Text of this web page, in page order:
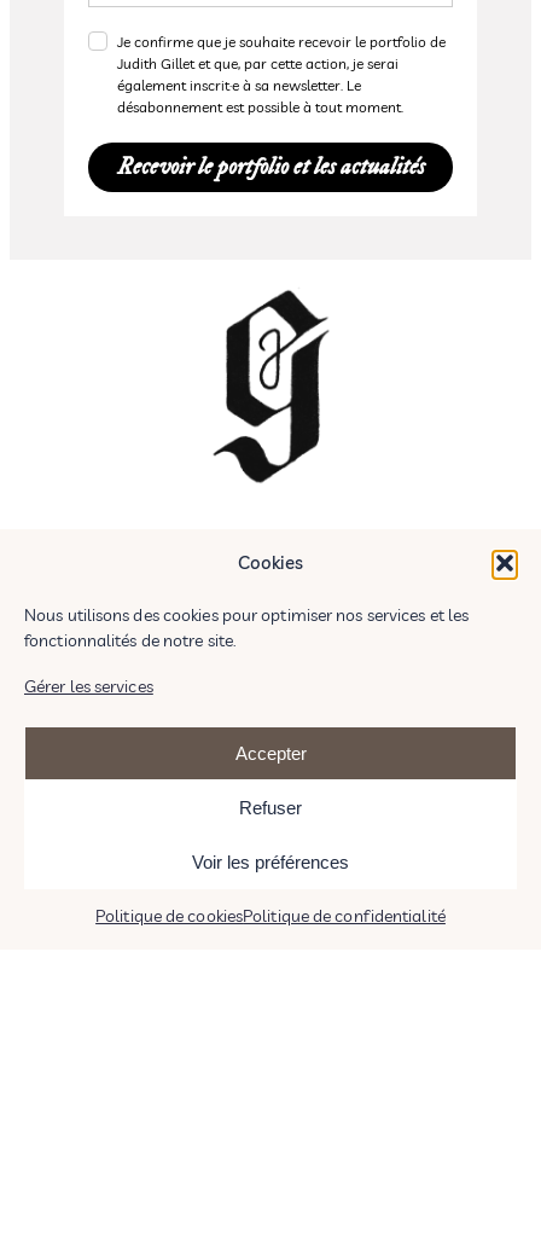
Cookies
Nous utilisons des cookies pour optimiser nos services et les
fonctionnalités de notre site.
Gérer les services
Accepter
Refuser
Voir les préférences
Politique de cookiesPolitique de confidentialité
Je confirme que je souhaite recevoir le portfolio de
Judith Gillet et que, par cette action, je serai
également inscrit·e à sa newsletter. Le
désabonnement est possible à tout moment.
Recevoir le portfolio et les actualités